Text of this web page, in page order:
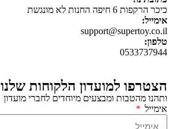
כיכר הרקפות 6 חיפה החנות לא מונגשת
אימייל:
support@supertoy.co.il
טלפון:
0533737944
הצטרפו למועדון הלקוחות שלנו
ותהנו מהטבות ומבצעים מיוחדים לחברי מועדון
אימייל